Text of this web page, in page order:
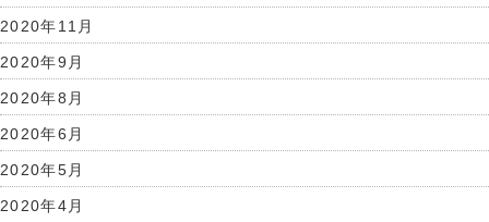
2020年11月
2020年9月
2020年8月
2020年6月
2020年5月
2020年4月